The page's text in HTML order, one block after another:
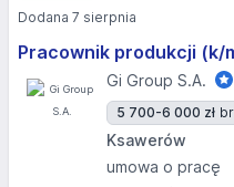
Pracownik produkcji (k/
Gi Group S.A.
5 700-6 000 zł
Ksawerów
umowa o pracę
Dodana 7 sierpnia